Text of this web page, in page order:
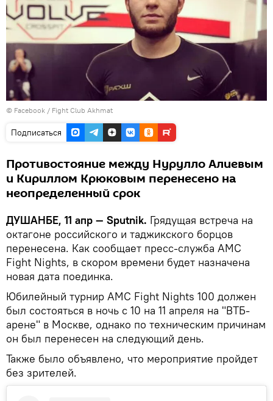
© Facebook / Fight Club Akhmat
Подписаться
Противостояние между Нурулло Алиевым
и Кириллом Крюковым перенесено на
неопределенный срок
ДУШАНБЕ, 11 апр — Sputnik. Грядущая встреча на
октагоне российского и таджикского борцов
перенесена. Как сообщает пресс-служба AMC
Fight Nights, в скором времени будет назначена
новая дата поединка.
Юбилейный турнир AMC Fight Nights 100 должен
был состояться в ночь с 10 на 11 апреля на "ВТБ-
арене" в Москве, однако по техническим причинам
он был перенесен на следующий день.
Также было объявлено, что мероприятие пройдет
без зрителей.